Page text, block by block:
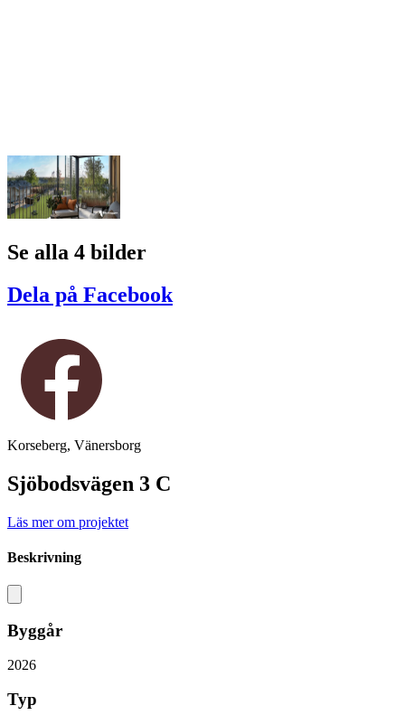
Se alla 4 bilder
Dela på Facebook
Korseberg, Vänersborg
Sjöbodsvägen 3 C
Läs mer om projektet
Beskrivning
Byggår
2026
Typ